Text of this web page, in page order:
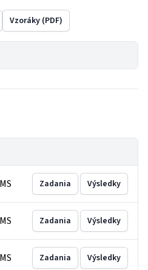
Vzoráky (PDF)
Zadania Výsledky
Zadania Výsledky
Zadania Výsledky